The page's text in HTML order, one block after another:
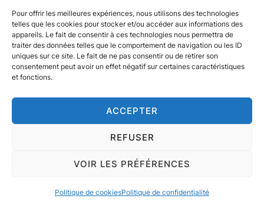
Pour offrir les meilleures expériences, nous utilisons des technologies
telles que les cookies pour stocker et/ou accéder aux informations des
appareils. Le fait de consentir à ces technologies nous permettra de
traiter des données telles que le comportement de navigation ou les ID
uniques sur ce site. Le fait de ne pas consentir ou de retirer son
consentement peut avoir un effet négatif sur certaines caractéristiques
et fonctions.
ACCEPTER
REFUSER
VOIR LES PRÉFÉRENCES
Politique de cookiesPolitique de confidentialité
Mentions Légales
Conditions générales de ventes
Propulsé par WordPress